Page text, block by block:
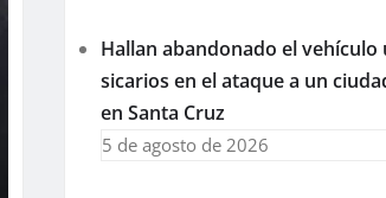
Hallan abandonado el
sicarios en el ataque a un
en Santa Cruz
5 de agosto de 2026